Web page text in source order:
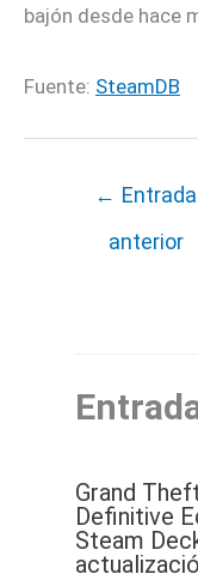
bajón desde hace
Fuente: SteamDB
← Entrada
anterior
Grand
Definitive
Steam